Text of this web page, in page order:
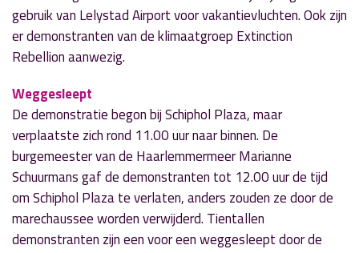
13 december 2019
gebruik van Lelystad Airport voor vakantievluchten. Ook zijn
er demonstranten van de klimaatgroep Extinction
Rebellion aanwezig.
Weggesleept
De demonstratie begon bij Schiphol Plaza, maar
verplaatste zich rond 11.00 uur naar binnen. De
burgemeester van de Haarlemmermeer Marianne
Schuurmans gaf de demonstranten tot 12.00 uur de tijd
om Schiphol Plaza te verlaten, anders zouden ze door de
marechaussee worden verwijderd. Tientallen
demonstranten zijn een voor een weggesleept door de